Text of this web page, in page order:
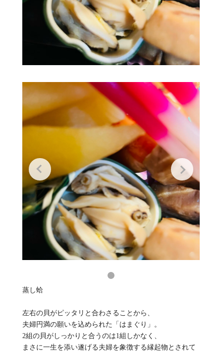
蒸し蛤
左右の貝がピッタリと合わさることから、
夫婦円満の願いを込められた「はまぐり」。
2組の貝がしっかりと合うのは1組しかなく、
まさに一生を添い遂げる夫婦を象徴する縁起物とされて